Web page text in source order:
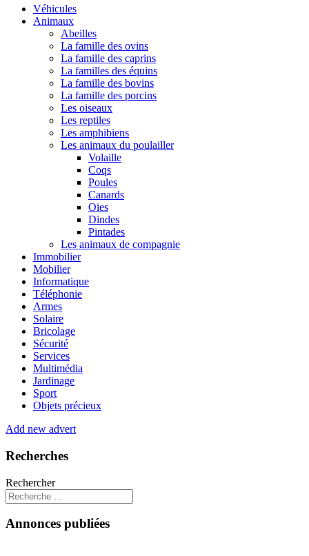
Véhicules
Animaux
Abeilles
La famille des ovins
La famille des caprins
La familles des équins
La famille des bovins
La famille des porcins
Les oiseaux
Les reptiles
Les amphibiens
Les animaux du poulailler
Volaille
Coqs
Poules
Canards
Oies
Dindes
Pintades
Les animaux de compagnie
Immobilier
Mobilier
Informatique
Téléphonie
Armes
Solaire
Bricolage
Sécurité
Services
Multimédia
Jardinage
Sport
Objets précieux
Add new advert
Recherches
Rechercher
Annonces publiées